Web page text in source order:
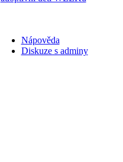
Nápověda
Diskuze s adminy